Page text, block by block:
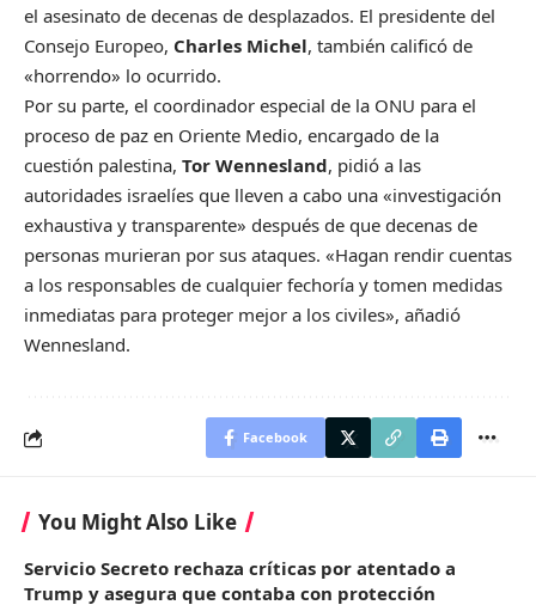
el asesinato de decenas de desplazados. El presidente del
Consejo Europeo, Charles Michel, también calificó de
«horrendo» lo ocurrido.
Por su parte, el coordinador especial de la ONU para el
proceso de paz en Oriente Medio, encargado de la
cuestión palestina, Tor Wennesland, pidió a las
autoridades israelíes que lleven a cabo una «investigación
exhaustiva y transparente» después de que decenas de
personas murieran por sus ataques. «Hagan rendir cuentas
a los responsables de cualquier fechoría y tomen medidas
inmediatas para proteger mejor a los civiles», añadió
Wennesland.
Facebook
You Might Also Like
Servicio Secreto rechaza críticas por atentado a
Trump y asegura que contaba con protección